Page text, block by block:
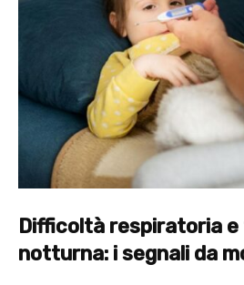
Difficoltà respiratoria
notturna: i segnali da